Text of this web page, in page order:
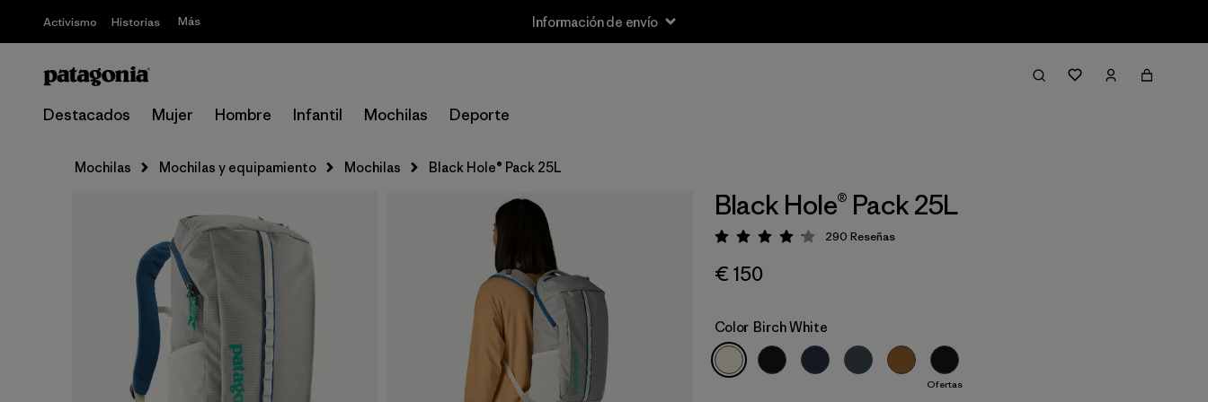
Activismo Historias Más Información de envío
Destacados Mujer Hombre Infantil Mochilas Deporte
Mochilas Mochilas y equipamiento Mochilas Black Hole® Pack 25L
Black Hole® Pack 25L
Puntuación: 4.2 / 5
290 Reseñas
€ 150
Color Birch White
Ofertas